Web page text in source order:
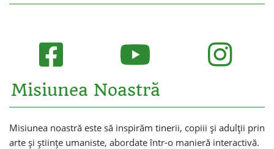
Misiunea Noastră
Misiunea noastră este să inspirăm tinerii, copiii și adulții prin
arte și științe umaniste, abordate într-o manieră interactivă.